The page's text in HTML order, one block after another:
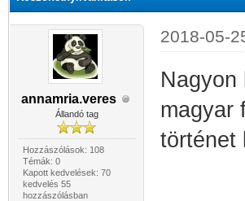
annamria.veres
Állandó tag
Hozzászólások: 108
Témák: 0
Kapott kedvelések: 70
kedvelés 55
hozzászólásban
2018-05-
Nagyon
magyar
történet